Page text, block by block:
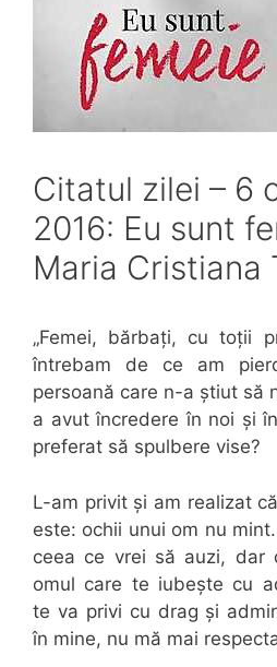
Citatul zilei – 6
2016: Eu sunt
Maria Cristiana
„Femei, bărbați, cu toții
întrebam de ce am
persoană care n-a știut să
a avut încredere în noi și
preferat să spulbere vise?
L-am privit și am realizat
este: ochii unui om nu
ceea ce vrei să auzi, dar
omul care te iubește cu
te va privi cu drag și
în mine, nu mă mai